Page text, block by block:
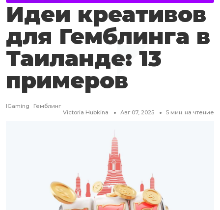
Идеи креативов
для Гемблинга в
Таиланде: 13
примеров
IGaming
Гемблинг
Victoria Hubkina
Авг 07, 2025 5 мин. на чтение